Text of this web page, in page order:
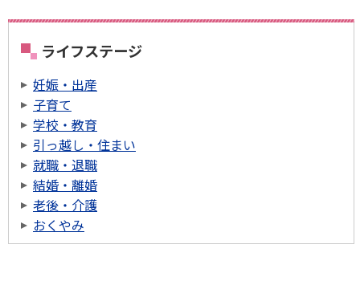
ライフステージ
妊娠・出産
子育て
学校・教育
引っ越し・住まい
就職・退職
結婚・離婚
老後・介護
おくやみ